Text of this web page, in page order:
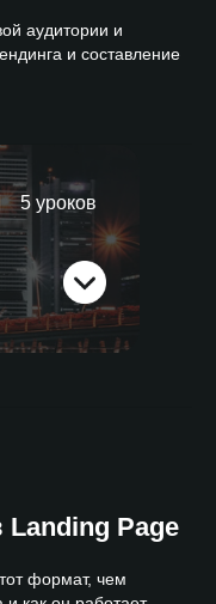
аудитории и
и составление
5 уроков
Page
формат, чем